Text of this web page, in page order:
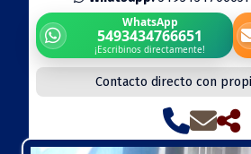
WhatsApp
5493434766651
¡Escribinos directamente!
Contacto directo con